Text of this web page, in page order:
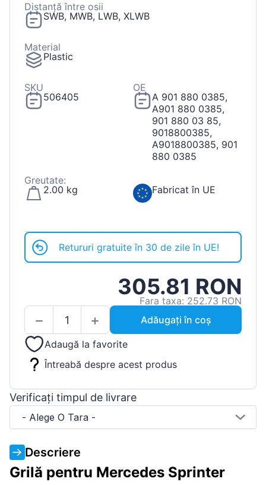
Distanță între osii
SWB, MWB, LWB, XLWB
Material
Plastic
SKU
506405
OE
A 901 880 0385,
A901 880 0385,
901 880 03 85,
9018800385,
A9018800385, 901
880 0385
Greutate:
2.00 kg
Fabricat în UE
Retururi gratuite în 30 de zile în UE!
305.81 RON
Fara taxa: 252.73 RON
Adăugați în coș
Adaugă la favorite
Întreabă despre acest produs
Verificați timpul de livrare
- Alege O Tara -
Descriere
Grilă pentru Mercedes Sprinter